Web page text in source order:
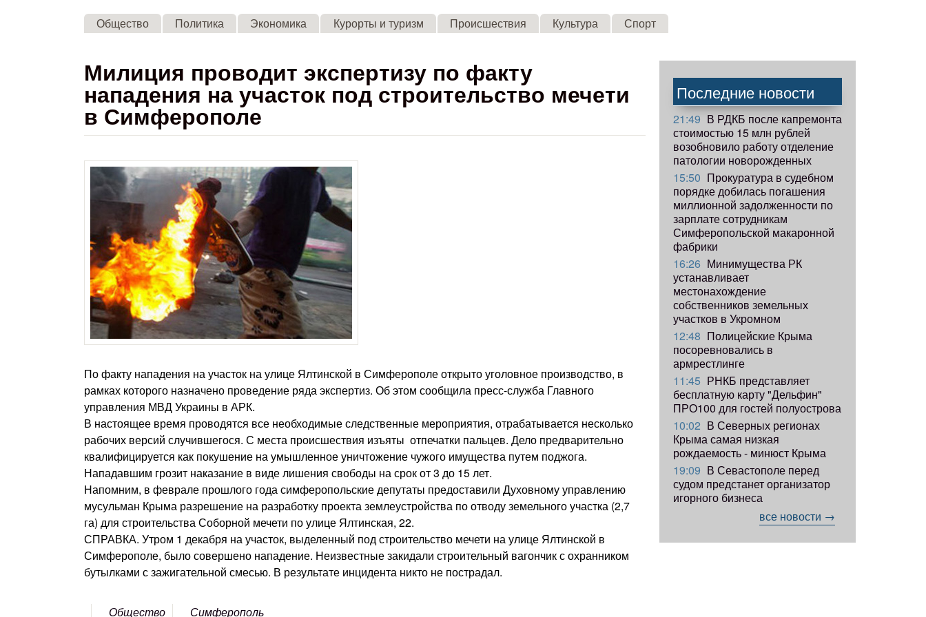
Skip to main content
Общество Политика Экономика Курорты и туризм Происшествия Культура Спорт
Милиция проводит экспертизу по факту
нападения на участок под строительство мечети
в Симферополе
По факту нападения на участок на улице Ялтинской в Симферополе открыто уголовное производство, в
рамках которого назначено проведение ряда экспертиз. Об этом сообщила пресс-служба Главного
управления МВД Украины в АРК.
В настоящее время проводятся все необходимые следственные мероприятия, отрабатывается несколько
рабочих версий случившегося. С места происшествия изъяты отпечатки пальцев. Дело предварительно
квалифицируется как покушение на умышленное уничтожение чужого имущества путем поджога.
Нападавшим грозит наказание в виде лишения свободы на срок от 3 до 15 лет.
Напомним, в феврале прошлого года симферопольские депутаты предоставили Духовному управлению
мусульман Крыма разрешение на разработку проекта землеустройства по отводу земельного участка (2,7
га) для строительства Соборной мечети по улице Ялтинская, 22.
СПРАВКА. Утром 1 декабря на участок, выделенный под строительство мечети на улице Ялтинской в
Симферополе, было совершено нападение. Неизвестные закидали строительный вагончик с охранником
бутылками с зажигательной смесью. В результате инцидента никто не пострадал.
Общество Симферополь
Последние новости
21:49 В РДКБ после капремонта
стоимостью 15 млн рублей
возобновило работу отделение
патологии новорожденных
15:50 Прокуратура в судебном
порядке добилась погашения
миллионной задолженности по
зарплате сотрудникам
Симферопольской макаронной
фабрики
16:26 Минимущества РК
устанавливает
местонахождение
собственников земельных
участков в Укромном
12:48 Полицейские Крыма
посоревновались в
армрестлинге
11:45 РНКБ представляет
бесплатную карту "Дельфин"
ПРО100 для гостей полуострова
10:02 В Северных регионах
Крыма самая низкая
рождаемость - минюст Крыма
19:09 В Севастополе перед
судом предстанет организатор
игорного бизнеса
все новости →